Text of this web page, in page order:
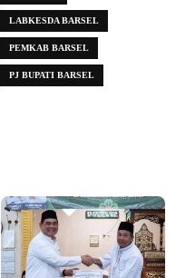
LABKESDA BARSEL
PEMKAB BARSEL
PJ BUPATI BARSEL